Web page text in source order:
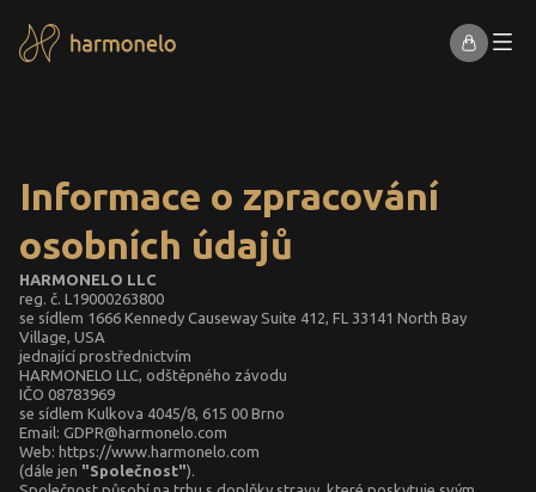
Informace o zpracování
osobních údajů
HARMONELO LLC
reg. č. L19000263800
se sídlem 1666 Kennedy Causeway Suite 412, FL 33141 North Bay
Village, USA
jednající prostřednictvím
HARMONELO LLC, odštěpného závodu
IČO 08783969
se sídlem Kulkova 4045/8, 615 00 Brno
Email: GDPR@harmonelo.com
Web: https://www.harmonelo.com
(dále jen "Společnost").